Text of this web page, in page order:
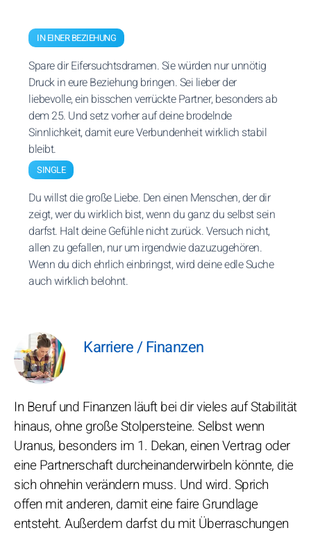
IN EINER BEZIEHUNG
Spare dir Eifersuchtsdramen. Sie würden nur unnötig
Druck in eure Beziehung bringen. Sei lieber der
liebevolle, ein bisschen verrückte Partner, besonders ab
dem 25. Und setz vorher auf deine brodelnde
Sinnlichkeit, damit eure Verbundenheit wirklich stabil
bleibt.
SINGLE
Du willst die große Liebe. Den einen Menschen, der dir
zeigt, wer du wirklich bist, wenn du ganz du selbst sein
darfst. Halt deine Gefühle nicht zurück. Versuch nicht,
allen zu gefallen, nur um irgendwie dazuzugehören.
Wenn du dich ehrlich einbringst, wird deine edle Suche
auch wirklich belohnt.
Karriere / Finanzen
In Beruf und Finanzen läuft bei dir vieles auf Stabilität
hinaus, ohne große Stolpersteine. Selbst wenn
Uranus, besonders im 1. Dekan, einen Vertrag oder
eine Partnerschaft durcheinanderwirbeln könnte, die
sich ohnehin verändern muss. Und wird. Sprich
offen mit anderen, damit eine faire Grundlage
entsteht. Außerdem darfst du mit Überraschungen